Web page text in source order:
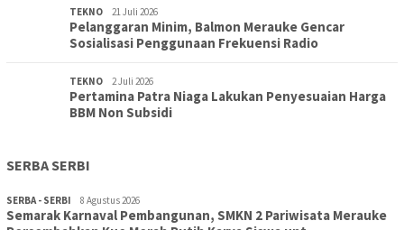
TEKNO 21 Juli 2026
Pelanggaran Minim, Balmon Merauke Gencar
Sosialisasi Penggunaan Frekuensi Radio
TEKNO 2 Juli 2026
Pertamina Patra Niaga Lakukan Penyesuaian Harga
BBM Non Subsidi
SERBA SERBI
SERBA - SERBI 8 Agustus 2026
Semarak Karnaval Pembangunan, SMKN 2 Pariwisata Merauke